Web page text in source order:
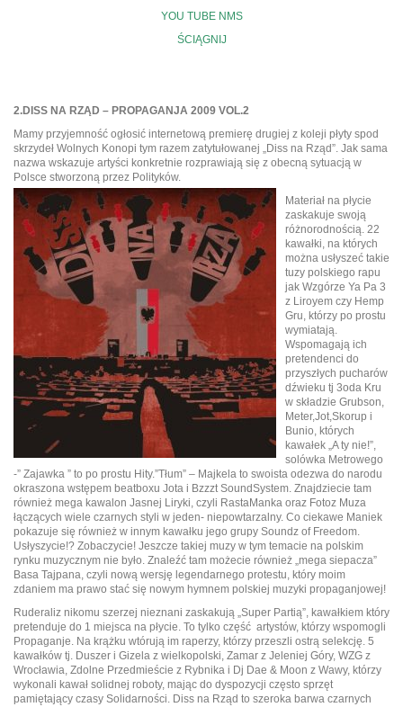
YOU TUBE NMS
ŚCIĄGNIJ
2.DISS NA RZĄD – PROPAGANJA 2009 VOL.2
Mamy przyjemność ogłosić internetową premierę drugiej z koleji płyty spod
skrzydeł Wolnych Konopi tym razem zatytułowanej „Diss na Rząd”. Jak sama
nazwa wskazuje artyści konkretnie rozprawiają się z obecną sytuacją w
Polsce stworzoną przez Polityków.
Materiał na płycie
zaskakuje swoją
różnorodnością. 22
kawałki, na których
można usłyszeć takie
tuzy polskiego rapu
jak Wzgórze Ya Pa 3
z Liroyem czy Hemp
Gru, którzy po prostu
wymiatają.
Wspomagają ich
pretendenci do
przyszłych pucharów
dźwieku tj 3oda Kru
w składzie Grubson,
Meter,Jot,Skorup i
Bunio, których
kawałek „A ty nie!”,
solówka Metrowego
-” Zajawka ” to po prostu Hity.”Tłum” – Majkela to swoista odezwa do narodu
okraszona wstępem beatboxu Jota i Bzzzt SoundSystem. Znajdziecie tam
również mega kawalon Jasnej Liryki, czyli RastaManka oraz Fotoz Muza
łączących wiele czarnych styli w jeden- niepowtarzalny. Co ciekawe Maniek
pokazuje się również w innym kawałku jego grupy Soundz of Freedom.
Usłyszycie!? Zobaczycie! Jeszcze takiej muzy w tym temacie na polskim
rynku muzycznym nie było. Znaleźć tam możecie również „mega siepacza”
Basa Tajpana, czyli nową wersję legendarnego protestu, który moim
zdaniem ma prawo stać się nowym hymnem polskiej muzyki propaganjowej!
Ruderaliz nikomu szerzej nieznani zaskakują „Super Partią”, kawałkiem który
pretenduje do 1 miejsca na płycie. To tylko część artystów, którzy wspomogli
Propaganje. Na krążku wtórują im raperzy, którzy przeszli ostrą selekcję. 5
kawałków tj. Duszer i Gizela z wielkopolski, Zamar z Jeleniej Góry, WZG z
Wrocławia, Zdolne Przedmieście z Rybnika i Dj Dae & Moon z Wawy, którzy
wykonali kawał solidnej roboty, mając do dyspozycji często sprzęt
pamiętający czasy Solidarności. Diss na Rząd to szeroka barwa czarnych